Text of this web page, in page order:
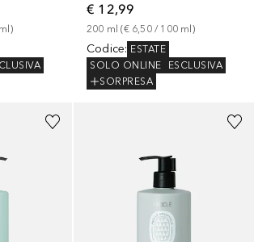
ml )
€ 12,99
200 ml (€ 6,50 / 100 ml )
Codice: ESTATE
SOLO ONLINE
ESCLUSIVA
SORPRESA